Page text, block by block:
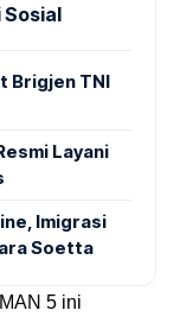
Sosial
Brigjen TNI
Layani
Imigrasi
Soetta
5 ini